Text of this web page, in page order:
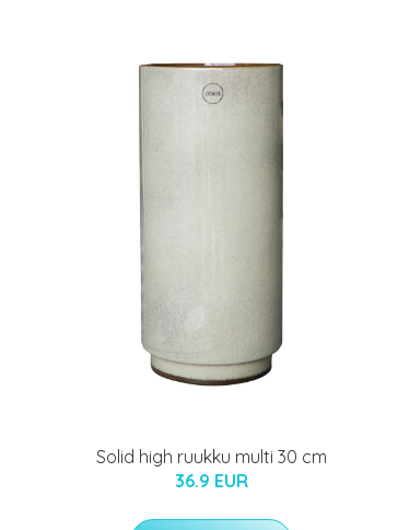
Solid high ruukku multi 30 cm
36.9 EUR